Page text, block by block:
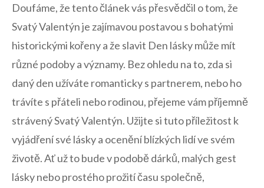
Doufáme,‍ že tento článek ‌vás přesvědčil ‌o tom, že
Svatý ⁢Valentýn je zajímavou postavou s bohatými
historickými kořeny a že slavit Den​ lásky může‍ mít
různé‍ podoby⁢ a významy. Bez ohledu na ⁤to, zda si
daný den užíváte romanticky s partnerem, nebo ⁣ho⁢
trávíte s‍ přáteli‍ nebo rodinou, přejeme vám ‌příjemně
strávený‍ Svatý Valentýn. Užijte si tuto⁣ příležitost k
vyjádření své lásky a ocenění blízkých lidí ve⁢ svém
životě. Ať už to bude v podobě dárků,​ malých gest
lásky nebo prostého prožití času společně,